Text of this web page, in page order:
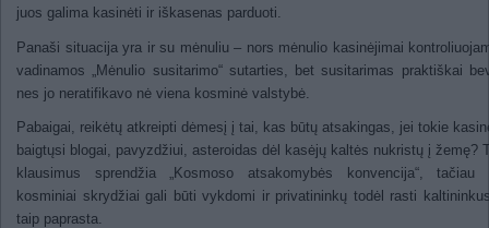
juos galima kasinėti ir iškasenas parduoti.
Panaši situacija yra ir su mėnuliu – nors mėnulio kasinėjimai
vadinamos „Mėnulio susitarimo“ sutarties, bet susitarimas praktiškai
nes jo neratifikavo nė viena kosminė valstybė.
Pabaigai, reikėtų atkreipti dėmesį į tai, kas būtų atsakingas, jei tokie
baigtųsi blogai, pavyzdžiui, asteroidas dėl kasėjų kaltės nukristų į žemę?
klausimus sprendžia „Kosmoso atsakomybės konvencija“, tačiau
kosminiai skrydžiai gali būti vykdomi ir privatininkų todėl rasti
taip paprasta.